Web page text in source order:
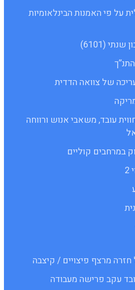
על פי האמנות הבינלאומיות
(6101)
חווית עובד, משאבי אנוש ורווחה